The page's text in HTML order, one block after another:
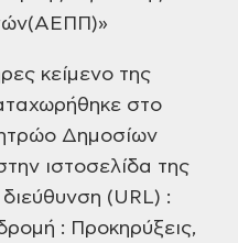
κείμενο της
στο
Δημοσίων
ιστοσελίδα της
(URL) :
: Προκηρύξεις,